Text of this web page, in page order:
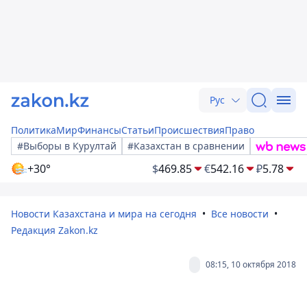
Рус
ПолитикаМирФинансыСтатьиПроисшествияПраво
#Выборы в Курултай
#Казахстан в сравнении
+30° $469.85 €542.16 ₽5.78
Новости Казахстана и мира на сегодня
Все новости
Редакция Zakon.kz
08:15, 10 октября 2018